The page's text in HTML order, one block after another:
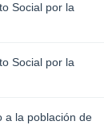
Social por la
Social por la
a la población de